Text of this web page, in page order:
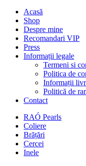
Acasă
Shop
Despre mine
Recomandari VIP
Press
Informații legale
Termeni si
Politica de
Informații
Politică de
Contact
RAÓ Pearls
Coliere
Brățări
Cercei
Inele